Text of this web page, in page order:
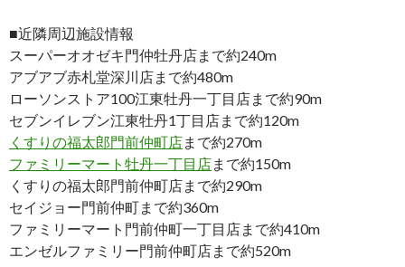
■近隣周辺施設情報
スーパーオオゼキ門仲牡丹店まで約240m
アブアブ赤札堂深川店まで約480m
ローソンストア100江東牡丹一丁目店まで約90m
セブンイレブン江東牡丹1丁目店まで約120m
くすりの福太郎門前仲町店まで約270m
ファミリーマート牡丹一丁目店まで約150m
くすりの福太郎門前仲町店まで約290m
セイジョー門前仲町まで約360m
ファミリーマート門前仲町一丁目店まで約410m
エンゼルファミリー門前仲町店まで約520m